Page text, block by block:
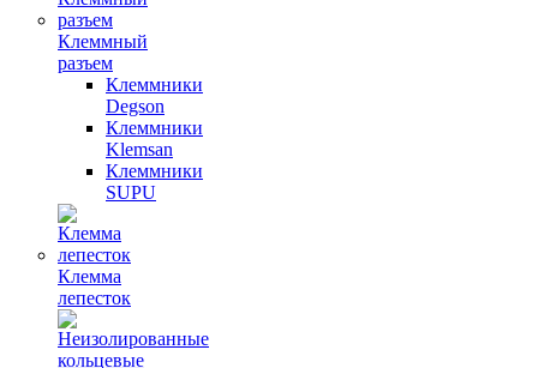
Клеммный
разъем
Клеммники
Degson
Клеммники
Klemsan
Клеммники
SUPU
Клемма
лепесток